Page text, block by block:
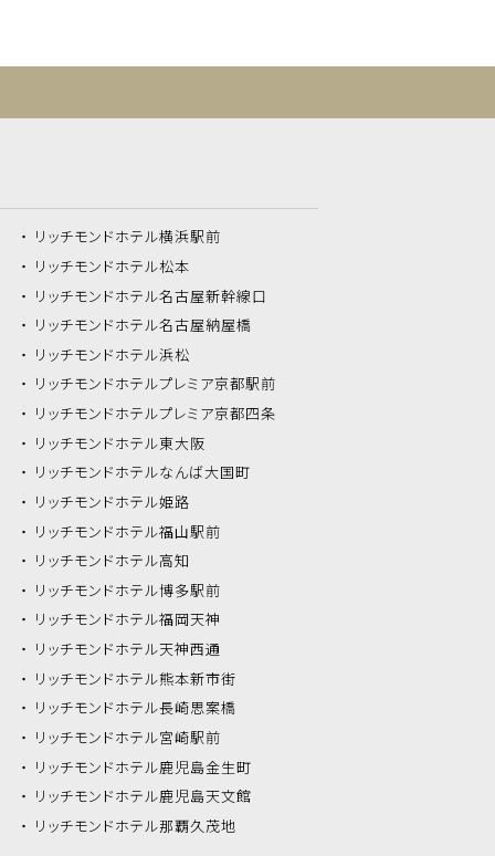
リッチモンドホテル横浜駅前
リッチモンドホテル松本
リッチモンドホテル名古屋新幹線口
リッチモンドホテル名古屋納屋橋
リッチモンドホテル浜松
リッチモンドホテルプレミア京都駅前
リッチモンドホテルプレミア京都四条
リッチモンドホテル東大阪
リッチモンドホテルなんば大国町
リッチモンドホテル姫路
リッチモンドホテル福山駅前
リッチモンドホテル高知
リッチモンドホテル博多駅前
リッチモンドホテル福岡天神
リッチモンドホテル天神西通
リッチモンドホテル熊本新市街
リッチモンドホテル長崎思案橋
リッチモンドホテル宮崎駅前
リッチモンドホテル鹿児島金生町
リッチモンドホテル鹿児島天文館
リッチモンドホテル那覇久茂地